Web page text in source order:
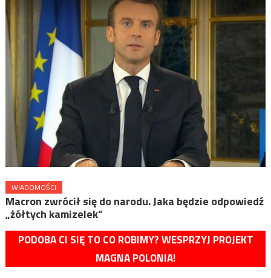
WIADOMOŚCI
Macron zwrócił się do narodu. Jaka będzie odpowiedź
„żółtych kamizelek”
PODOBA CI SIĘ TO CO ROBIMY? WESPRZYJ PROJEKT
MAGNA POLONIA!